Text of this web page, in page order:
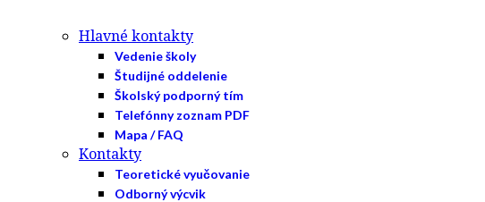
Hlavné kontakty
Vedenie školy
Študijné oddelenie
Školský podporný tím
Telefónny zoznam PDF
Mapa / FAQ
Kontakty
Teoretické vyučovanie
Odborný výcvik